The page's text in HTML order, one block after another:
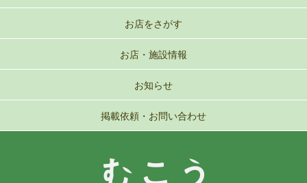
お店をさがす
お店・施設情報
お知らせ
掲載依頼・お問い合わせ